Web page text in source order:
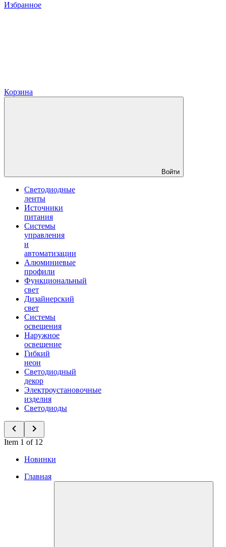
Избранное
Корзина
Войти
Светодиодные
ленты
Источники
питания
Системы
управления
и
автоматизации
Алюминиевые
профили
Функциональный
свет
Дизайнерский
свет
Системы
освещения
Наружное
освещение
Гибкий
неон
Светодиодный
декор
Электроустановочные
изделия
Светодиоды
Item 1 of 12
Новинки
Главная